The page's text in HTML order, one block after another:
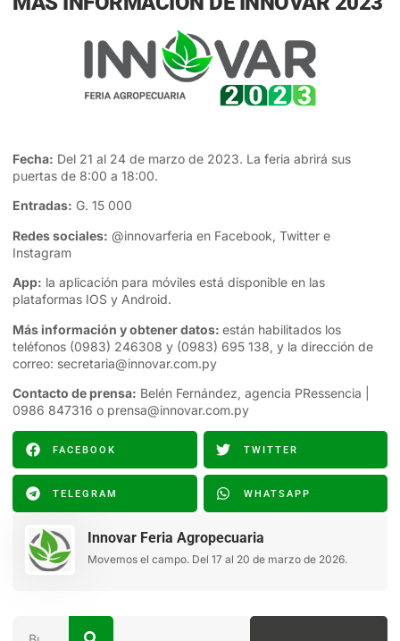
Fecha: Del 21 al 24 de marzo de 2023. La feria abrirá sus
puertas de 8:00 a 18:00.
Entradas: G. 15 000
Redes sociales: @innovarferia en Facebook, Twitter e
Instagram
App: la aplicación para móviles está disponible en las
plataformas IOS y Android.
Más información y obtener datos: están habilitados los
teléfonos (0983) 246308 y (0983) 695 138, y la dirección de
correo: secretaria@innovar.com.py
Contacto de prensa: Belén Fernández, agencia PRessencia |
0986 847316 o prensa@innovar.com.py
FACEBOOK TWITTER
TELEGRAM WHATSAPP
Innovar Feria Agropecuaria
Movemos el campo. Del 17 al 20 de marzo de 2026.